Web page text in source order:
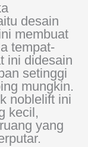
desain
membuat
tempat-
ini didesain
setinggi
mungkin.
noblelift ini
kecil,
yang